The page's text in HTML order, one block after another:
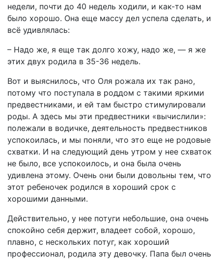
недели, почти до 40 недель ходили, и как-то нам
было хорошо. Она еще массу дел успела сделать, и
всё удивлялась:
– Надо же, я еще так долго хожу, надо же, — я же
этих двух родила в 35-36 недель.
Вот и выяснилось, что Оля рожала их так рано,
потому что поступала в роддом с такими яркими
предвестниками, и ей там быстро стимулировали
роды. А здесь мы эти предвестники «вычислили»:
полежали в водичке, деятельность предвестников
успокоилась, и мы поняли, что это еще не родовые
схватки. И на следующий день утром у нее схваток
не было, все успокоилось, и она была очень
удивлена этому. Очень они были довольны тем, что
этот ребеночек родился в хороший срок с
хорошими данными.
Действительно, у нее потуги небольшие, она очень
спокойно себя держит, владеет собой, хорошо,
плавно, с нескольких потуг, как хороший
профессионал, родила эту девочку. Папа был очень